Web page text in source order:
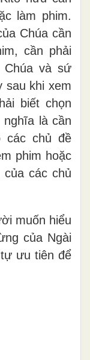
làm phim.
Chúa cần
cần phải
Chúa và sứ
sau khi xem
biết chọn
là cần
các chủ đề
phim hoặc
các chủ
muốn hiểu
của Ngài
ưu tiên để